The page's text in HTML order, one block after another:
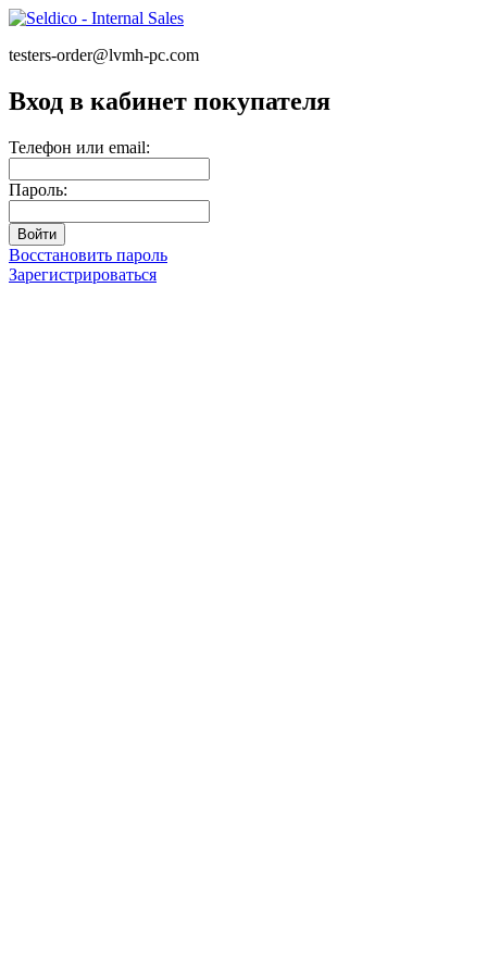
testers-order@lvmh-pc.com
Вход в кабинет покупателя
Телефон или email:
Пароль:
Восстановить пароль
Зарегистрироваться